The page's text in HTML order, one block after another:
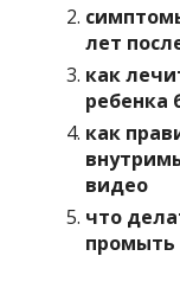
лет
как
ребенка
как
видео
что
промыть